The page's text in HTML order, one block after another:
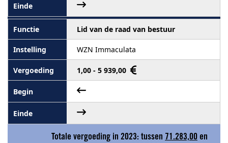
Lid van de raad van bestuur
WZN Immaculata
1,00 - 5 939,00
Totale vergoeding in 2023: tussen 71.283,00 en